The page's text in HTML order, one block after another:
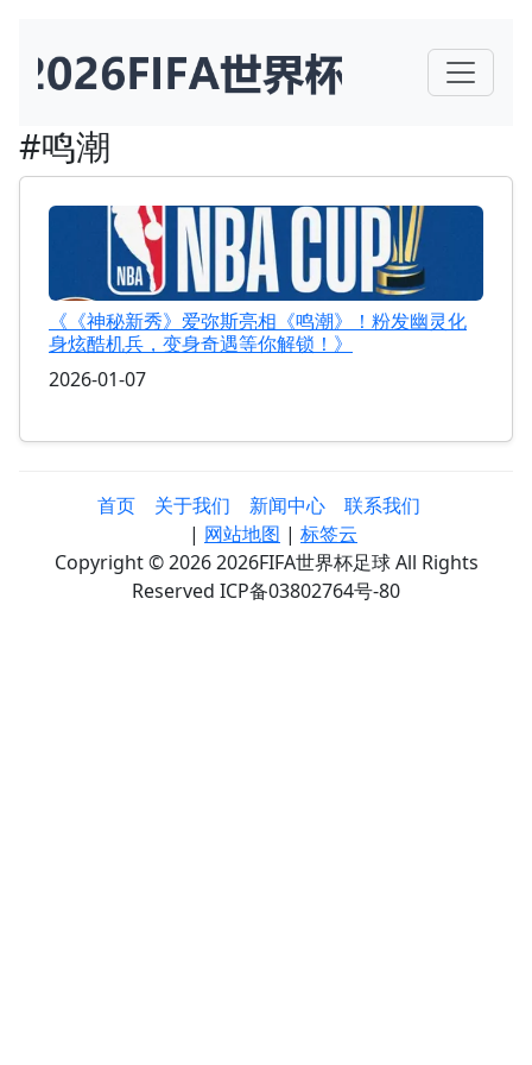
#鸣潮
《《神秘新秀》爱弥斯亮相《鸣潮》！粉发幽灵化
身炫酷机兵，变身奇遇等你解锁！》
2026-01-07
首页 关于我们 新闻中心
联系我们
| 网站地图 | 标签云
Copyright © 2026 2026FIFA世界杯足球 All Rights
Reserved ICP备03802764号-80